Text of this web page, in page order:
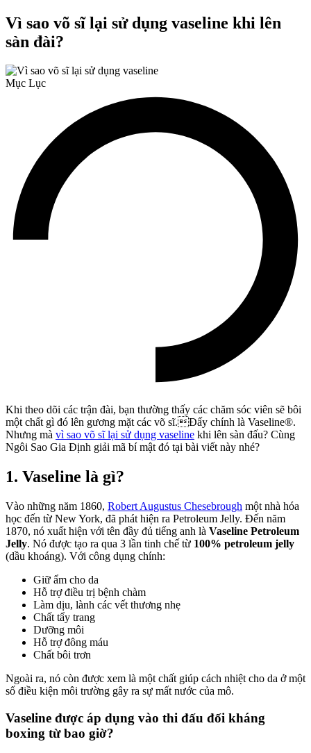
Vì sao võ sĩ lại sử dụng vaseline khi lên
sàn đài?
Mục Lục
Khi theo dõi các trận đài, bạn thường thấy các chăm sóc viên sẽ bôi
một chất gì đó lên gương mặt các võ sĩ.Đấy chính là Vaseline®.
Nhưng mà vì sao võ sĩ lại sử dụng vaseline khi lên sàn đấu? Cùng
Ngôi Sao Gia Định giải mã bí mật đó tại bài viết này nhé?
1. Vaseline là gì?
Vào những năm 1860, Robert Augustus Chesebrough một nhà hóa
học đến từ New York, đã phát hiện ra Petroleum Jelly. Đến năm
1870, nó xuất hiện với tên đầy đủ tiếng anh là Vaseline Petroleum
Jelly. Nó được tạo ra qua 3 lần tinh chế từ 100% petroleum jelly
(dầu khoáng). Với công dụng chính:
Giữ ẩm cho da
Hỗ trợ điều trị bệnh chàm
Làm dịu, lành các vết thương nhẹ
Chất tẩy trang
Dưỡng môi
Hỗ trợ đông máu
Chất bôi trơn
Ngoài ra, nó còn được xem là một chất giúp cách nhiệt cho da ở một
số điều kiện môi trường gây ra sự mất nước của mô.
Vaseline được áp dụng vào thi đấu đối kháng
boxing từ bao giờ?